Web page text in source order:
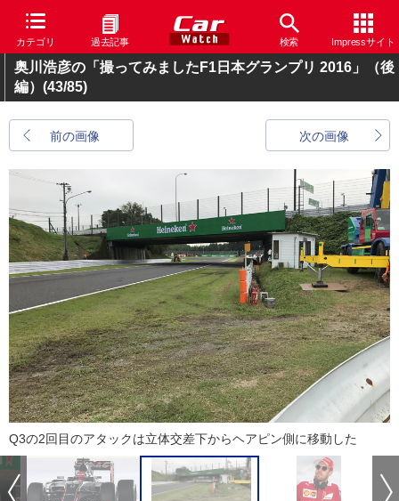
カテゴリ 過去記事 検索 Impressサイト
奥川浩彦の「撮ってみましたF1日本グランプリ 2016」（後
編） (43/85)
前の画像 次の画像
Q3の2回目のアタックは立体交差下からヘアピン側に移動した